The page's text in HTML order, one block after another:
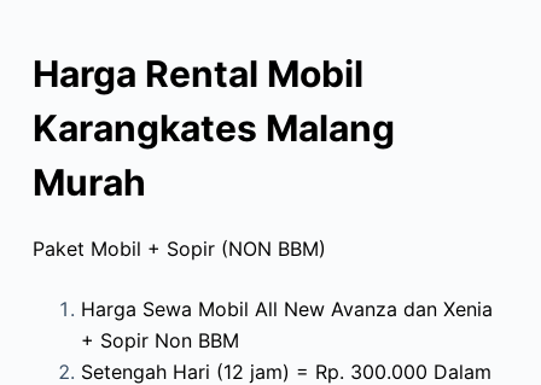
Harga Rental Mobil
Karangkates Malang
Murah
Paket Mobil + Sopir (NON BBM)
Harga Sewa Mobil All New Avanza dan Xenia
+ Sopir Non BBM
Setengah Hari (12 jam) = Rp. 300.000 Dalam